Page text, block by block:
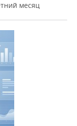
месяц